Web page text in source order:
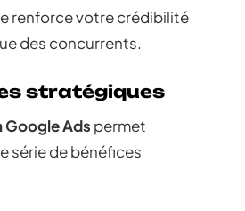
renforce votre crédibilité
des concurrents.
stratégiques
Ads permet
série de bénéfices